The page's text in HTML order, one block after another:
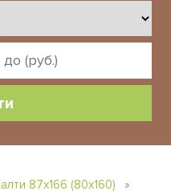
87х166 (80х160) »